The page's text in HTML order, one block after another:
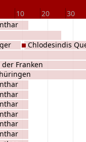
10 20 30
Franken
Chlodesindis